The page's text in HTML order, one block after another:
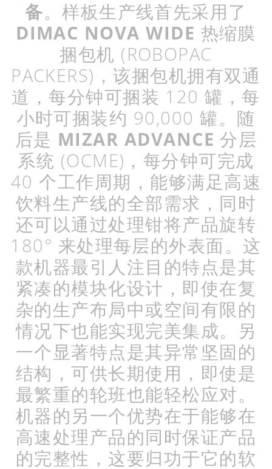
备。样板生产线首先采用了
DIMAC NOVA WIDE 热缩膜
捆包机 (ROBOPAC
PACKERS) ，该捆包机拥有双通
道，每分钟可捆装 120罐，每
小时可捆装约 90,000罐。随
后是 MIZAR ADVANCE 分层
系统 (OCME) ，每分钟可完成
40 个工作周期，能够满足高速
饮料生产线的全部需求，同时
还可以通过处理钳将产品旋转
180° 来处理每层的外表面。这
款机器最引人注目的特点是其
紧凑的模块化设计，即使在复
杂的生产布局中或空间有限的
情况下也能实现完美集成。另
一个显著特点是其异常坚固的
结构，可供长期使用，即使是
最繁重的轮班也能轻松应对。
机器的另一个优势在于能够在
高速处理产品的同时保证产品
的完整性，这要归功于它的软